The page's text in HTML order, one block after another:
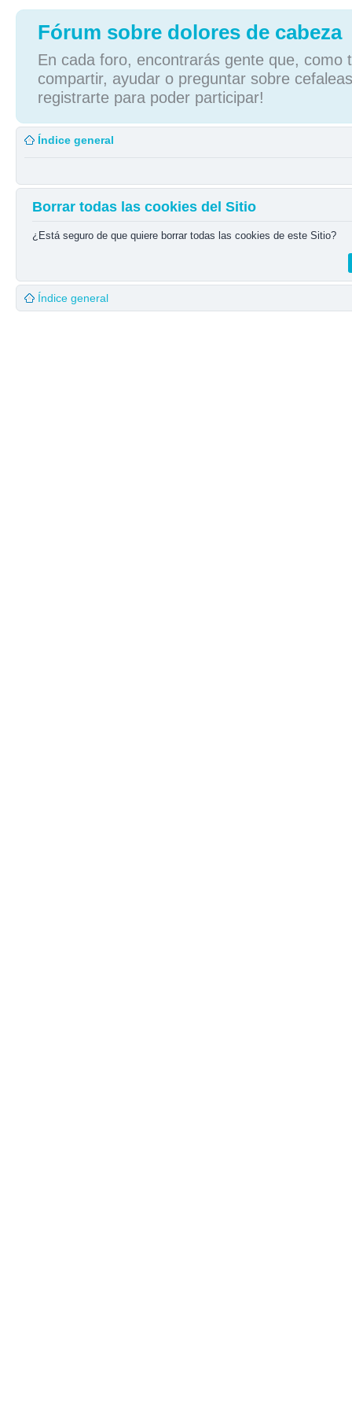
Fórum sobre dolores de cabeza
En cada foro, encontrarás gente que, como
compartir, ayudar o preguntar sobre
registrarte para poder participar!
Índice general
Borrar todas las cookies del Sitio
¿Está seguro de que quiere borrar todas las cookies de este Sitio?
Índice general